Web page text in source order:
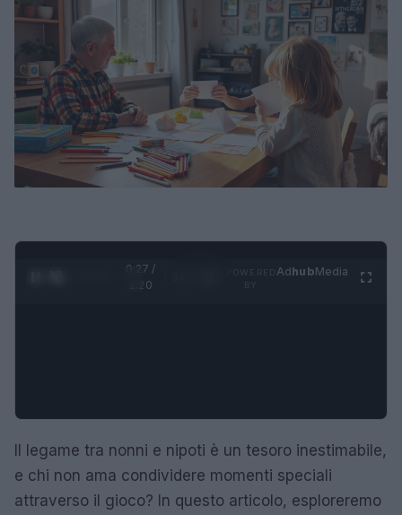
0:28 /
1:20
AdhubMedia
Il legame tra nonni e nipoti è un tesoro inestimabile,
e chi non ama condividere momenti speciali
attraverso il gioco? In questo articolo, esploreremo